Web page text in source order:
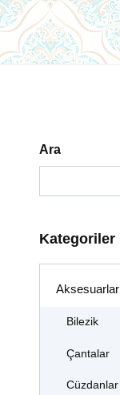
Ara
Kategoriler
Aksesuarlar
Bilezik
Çantalar
Cüzdanlar